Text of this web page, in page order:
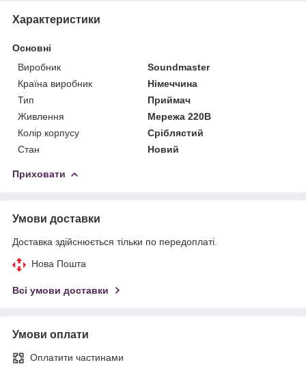
Характеристики
Основні
Виробник
Soundmaster
Країна виробник
Німеччина
Тип
Приймач
Живлення
Мережа 220В
Колір корпусу
Сріблястий
Стан
Новий
Приховати
Умови доставки
Доставка здійснюється тільки по передоплаті.
Нова Пошта
Всі умови доставки
Умови оплати
Оплатити частинами